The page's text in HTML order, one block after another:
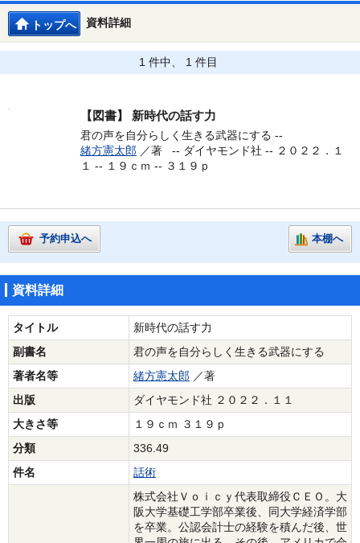
資料詳細
トップへ
1 件中、 1 件目
【図書】 新時代の話す力
君の声を自分らしく生きる武器にする --
緒方憲太郎 ／著 -- ダイヤモンド社 -- ２０２２．１
１ -- １９ｃｍ -- ３１９ｐ
予約申込へ 本棚へ
資料詳細
タイトル
新時代の話す力
副書名
君の声を自分らしく生きる武器にする
著者名等
緒方憲太郎 ／著
出版
ダイヤモンド社 ２０２２．１１
大きさ等
１９ｃｍ ３１９ｐ
分類
336.49
件名
話術
株式会社Ｖｏｉｃｙ代表取締役ＣＥＯ。大
阪大学基礎工学部卒業後、同大学経済学部
を卒業。公認会計士の経験を積んだ後、世